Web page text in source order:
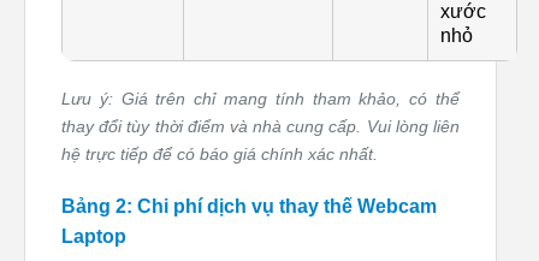
xước
nhỏ
Lưu ý: Giá trên chỉ mang tính tham khảo, có thể
thay đổi tùy thời điểm và nhà cung cấp. Vui lòng liên
hệ trực tiếp để có báo giá chính xác nhất.
Bảng 2: Chi phí dịch vụ thay thế Webcam
Laptop